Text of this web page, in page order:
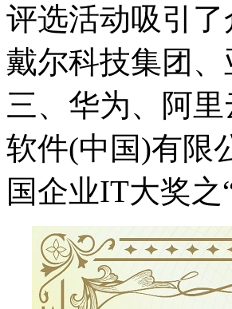
评选活动吸引
戴尔科技集团
三、华为、阿
软件(中国)有限
国企业IT大奖